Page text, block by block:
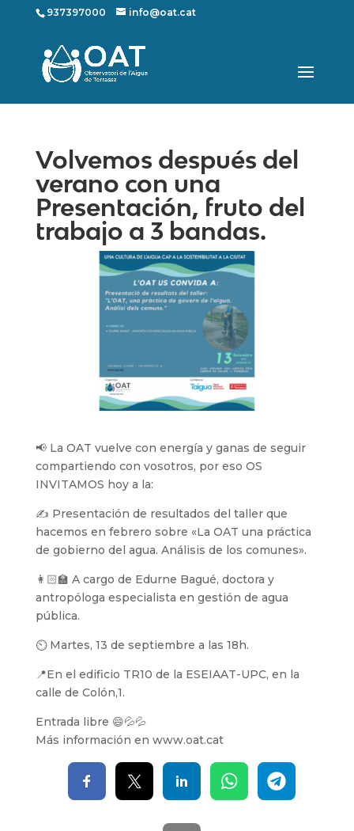
937397000 info@oat.cat
Volvemos después del
verano con una
Presentación, fruto del
trabajo a 3 bandas.
📢 La OAT vuelve con energía y ganas de seguir
compartiendo con vosotros, por eso OS
INVITAMOS hoy a la:
✍️ Presentación de resultados del taller que
hacemos en febrero sobre «La OAT una práctica
de gobierno del agua. Análisis de los comunes».
👩🏻‍🏫 A cargo de Edurne Bagué, doctora y
antropóloga especialista en gestión de agua
pública.
⏲️ Martes, 13 de septiembre a las 18h.
📍En el edificio TR10 de la ESEIAAT-UPC, en la
calle de Colón,1.
Entrada libre 😄💦💦
Más información en www.oat.cat